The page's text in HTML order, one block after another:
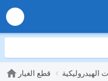
قطع الغيار الهيدروليكية